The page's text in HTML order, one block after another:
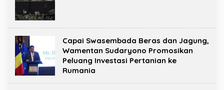
Capai Swasembada Beras dan Jagung,
Wamentan Sudaryono Promosikan
Peluang Investasi Pertanian ke
Rumania